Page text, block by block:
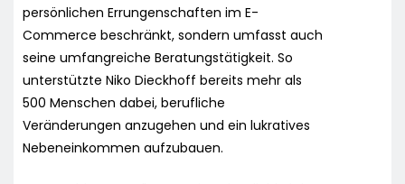
persönlichen Errungenschaften im E-
Commerce beschränkt, sondern umfasst auch
seine umfangreiche Beratungstätigkeit. So
unterstützte Niko Dieckhoff bereits mehr als
500 Menschen dabei, berufliche
Veränderungen anzugehen und ein lukratives
Nebeneinkommen aufzubauen.